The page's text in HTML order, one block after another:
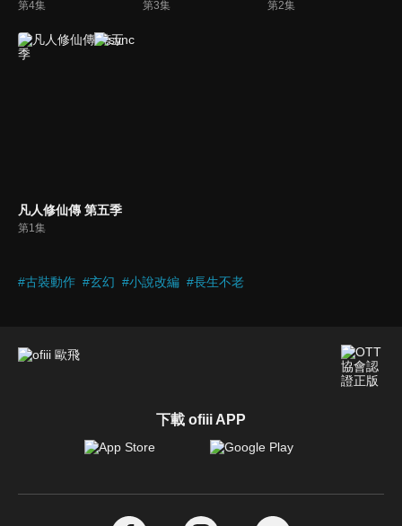
第4集 第3集 第2集
凡人修仙傳 第五季
第1集
#古裝動作 #玄幻 #小說改編 #長生不老
下載 ofiii APP